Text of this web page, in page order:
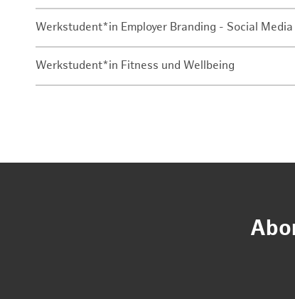
Werkstudent*in Employer Branding - Social Media
Werkstudent*in Fitness und Wellbeing